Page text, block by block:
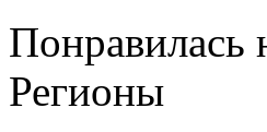
Понравилась
Регионы